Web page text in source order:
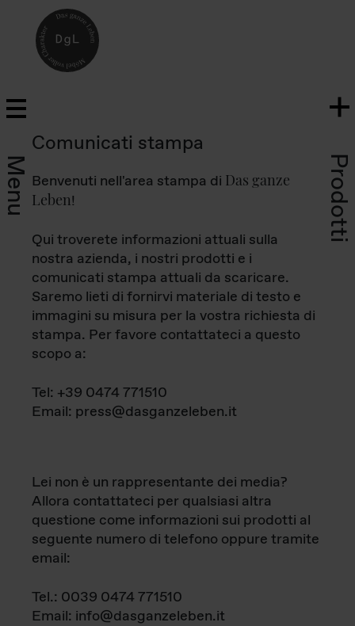
Menu Prodotti
Comunicati stampa
Benvenuti nell'area stampa di Das ganze
Leben!
Qui troverete informazioni attuali sulla
nostra azienda, i nostri prodotti e i
comunicati stampa attuali da scaricare.
Saremo lieti di fornirvi materiale di testo e
immagini su misura per la vostra richiesta di
stampa. Per favore contattateci a questo
scopo a:
Tel: +39 0474 771510
Email: press@dasganzeleben.it
Lei non è un rappresentante dei media?
Allora contattateci per qualsiasi altra
questione come informazioni sui prodotti al
seguente numero di telefono oppure tramite
email:
Tel.: 0039 0474 771510
Email: info@dasganzeleben.it